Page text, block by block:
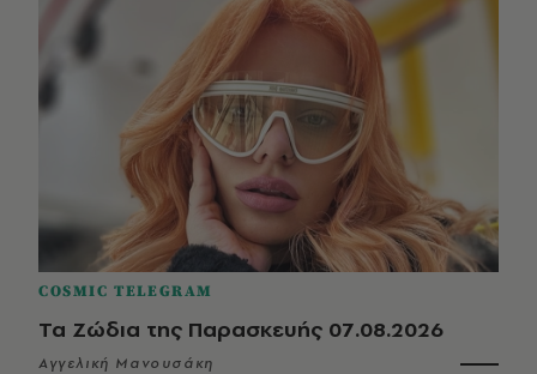
COSMIC TELEGRAM
Τα Ζώδια της Παρασκευής 07.08.2026
Αγγελική Μανουσάκη